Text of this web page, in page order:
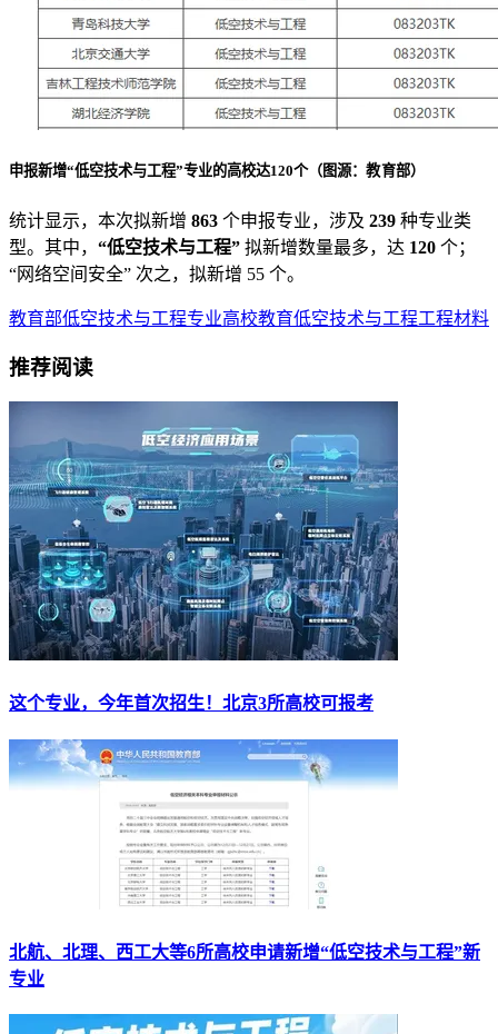
申报新增“低空技术与工程”专业的高校达120个（图源：教育部）
统计显示，本次拟新增 863 个申报专业，涉及 239 种专业类
型。其中， “低空技术与工程” 拟新增数量最多，达 120 个；
“网络空间安全” 次之，拟新增 55 个。
教育部低空技术与工程专业高校教育低空技术与工程工程材料
推荐阅读
这个专业，今年首次招生！北京3所高校可报考
北航、北理、西工大等6所高校申请新增“低空技术与工程”新
专业